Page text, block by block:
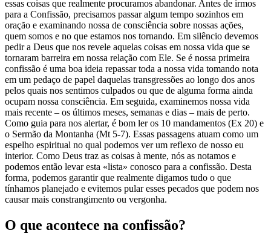
essas coisas que realmente procuramos abandonar. Antes de irmos
para a Confissão, precisamos passar algum tempo sozinhos em
oração e examinando nossa de consciência sobre nossas ações,
quem somos e no que estamos nos tornando. Em silêncio devemos
pedir a Deus que nos revele aquelas coisas em nossa vida que se
tornaram barreira em nossa relação com Ele. Se é nossa primeira
confissão é uma boa ideia repassar toda a nossa vida tomando nota
em um pedaço de papel daquelas transgressões ao longo dos anos
pelos quais nos sentimos culpados ou que de alguma forma ainda
ocupam nossa consciência. Em seguida, examinemos nossa vida
mais recente – os últimos meses, semanas e dias – mais de perto.
Como guia para nos alertar, é bom ler os 10 mandamentos (Ex 20) e
o Sermão da Montanha (Mt 5-7). Essas passagens atuam como um
espelho espiritual no qual podemos ver um reflexo de nosso eu
interior. Como Deus traz as coisas à mente, nós as notamos e
podemos então levar esta «lista» conosco para a confissão. Desta
forma, podemos garantir que realmente digamos tudo o que
tínhamos planejado e evitemos pular esses pecados que podem nos
causar mais constrangimento ou vergonha.
O que acontece na confissão?